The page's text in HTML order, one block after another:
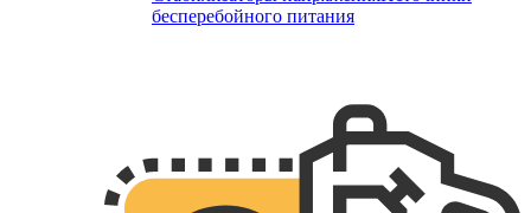
бесперебойного питания